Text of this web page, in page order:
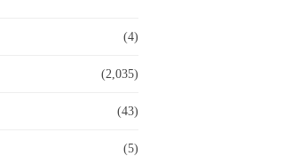
(4)
(2,035)
(43)
(5)